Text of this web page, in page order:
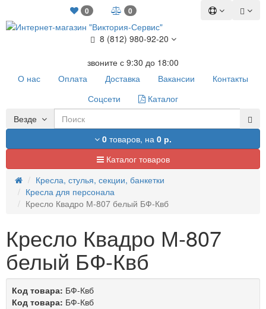
0 0
8 (812) 980-92-20
звоните с 9:30 до 18:00
О нас
Оплата Доставка Вакансии
Контакты
Соцсети
Каталог
Везде
0 товаров, на 0 р.
Каталог товаров
Кресла, стулья, секции, банкетки
Кресла для персонала
Кресло Квадро М-807 белый БФ-Квб
Кресло Квадро М-807
белый БФ-Квб
Код товара: БФ-Квб
Код товара: БФ-Квб